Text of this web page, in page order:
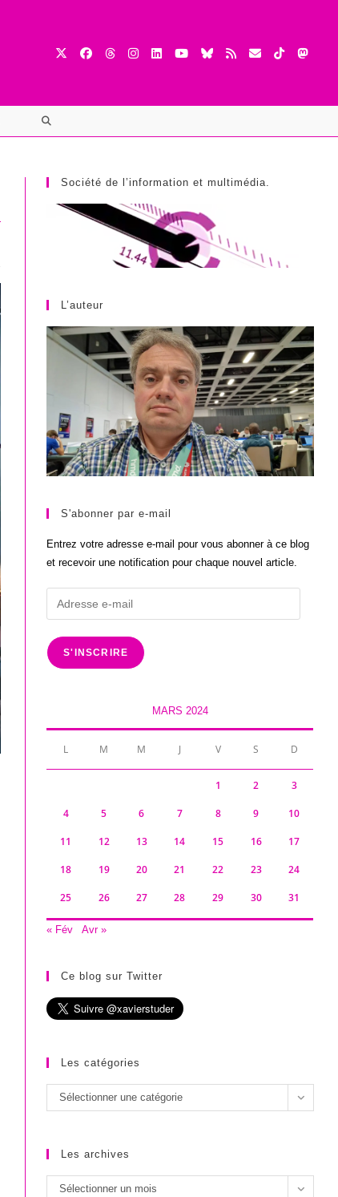
TOGGLE
SEARCH
Société de l’information et multimédia.
L’auteur
S'abonner par e-mail
Entrez votre adresse e-mail pour vous abonner à ce blog
et recevoir une notification pour chaque nouvel article.
Adresse
e-
mail
S'INSCRIRE
MARS 2024
L M M J V S D
1 2 3
4 5 6 7 8 9 10
11 12 13 14 15 16 17
18 19 20 21 22 23 24
25 26 27 28 29 30 31
« Fév Avr »
Ce blog sur Twitter
Les catégories
Les
catégories
Sélectionner une catégorie
Les archives
LesSélectionner un mois